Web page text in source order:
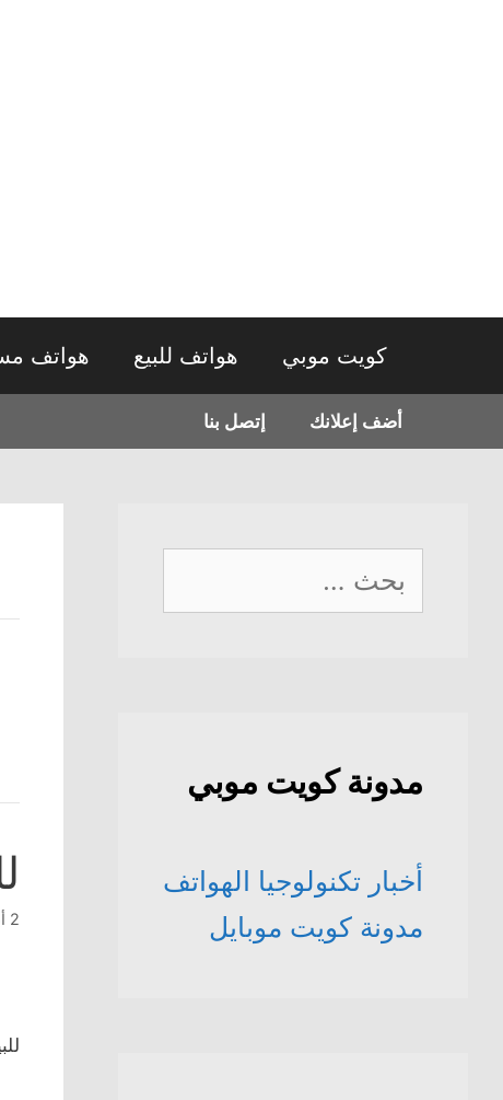
كويت موبي هواتف للبيع هواتف
أضف إعلانك إتصل بنا
2 أبريل، 2021
البحث
عن:
مدونة كويت موبي
أخبار تكنولوجيا الهواتف
مدونة كويت موبايل